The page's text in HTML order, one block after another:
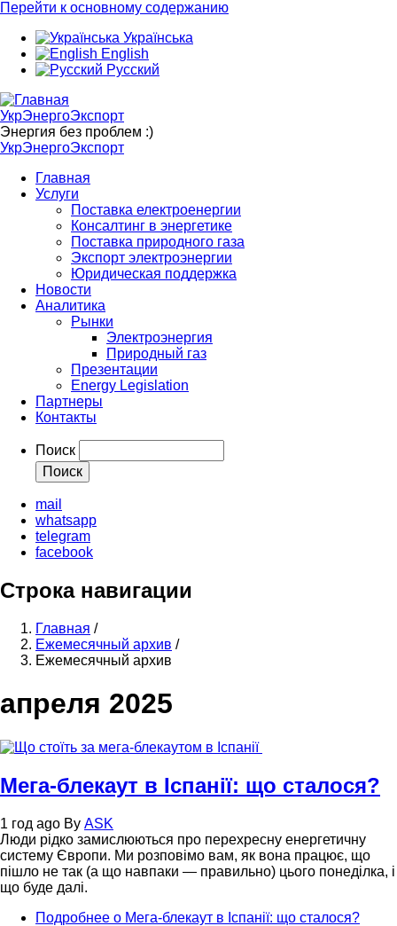
Перейти к основному содержанию
Українська
English
Русский
УкрЭнергоЭкспорт
Энергия без проблем :)
УкрЭнергоЭкспорт
Главная
Услуги
Поставка електроенергии
Консалтинг в энергетике
Поставка природного газа
Экспорт электроэнергии
Юридическая поддержка
Новости
Аналитика
Рынки
Электроэнергия
Природный газ
Презентации
Energy Legislation
Партнеры
Контакты
Поиск
mail
whatsapp
telegram
facebook
Строка навигации
Главная /
Ежемесячный архив /
Ежемесячный архив
апреля 2025
Мега-блекаут в Іспанії: що сталося?
1 год ago By ASK
Люди рідко замислюються про перехресну енергетичну
систему Європи. Ми розповімо вам, як вона працює, що
пішло не так (а що навпаки — правильно) цього понеділка, і
що буде далі.
Подробнее о Мега-блекаут в Іспанії: що сталося?